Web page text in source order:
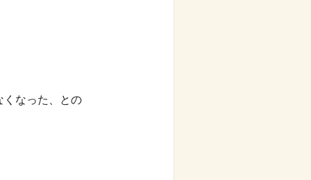
くなった、との